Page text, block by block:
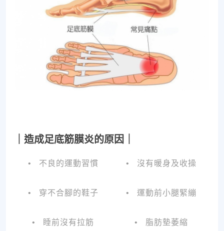
｜造成足底筋膜炎的原因｜
• 不良的運動習慣
• 穿不合腳的鞋子
• 睡前沒有拉筋
• 沒有暖身及收操
• 運動前小腿緊繃
• 脂肪墊萎縮